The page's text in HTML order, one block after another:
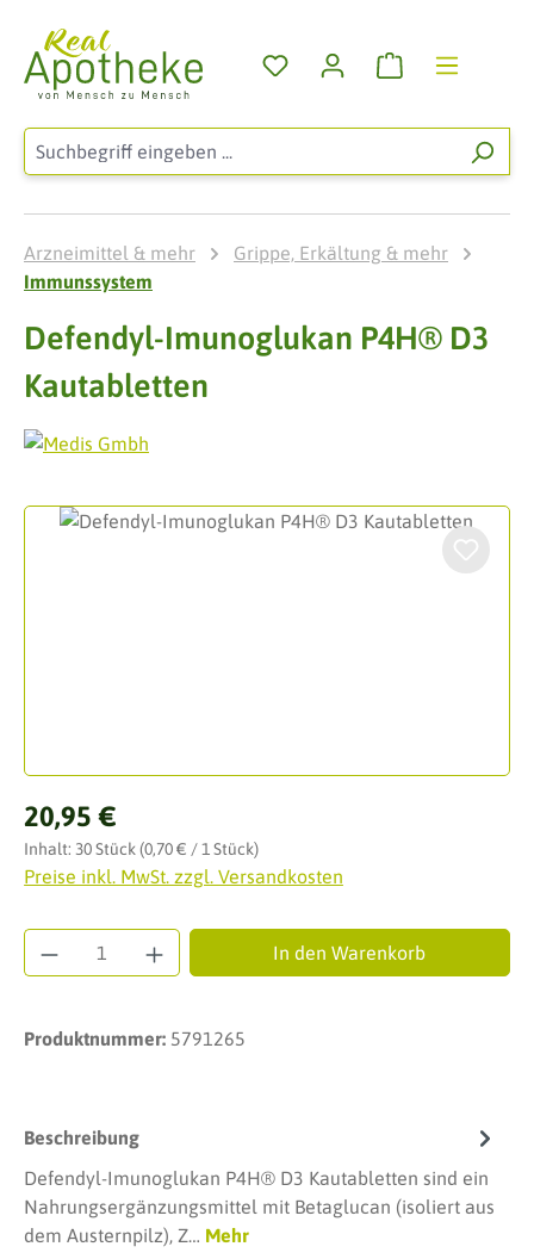
Zum Hauptinhalt springen
Warenkorb
Arzneimittel & mehr
Grippe, Erkältung & mehr
Immunssystem
Defendyl-Imunoglukan P4H® D3
Kautabletten
Bildergalerie überspringen
Regulärer Preis:
20,95 €
Inhalt: 30 Stück (0,70 € / 1 Stück)
Preise inkl. MwSt. zzgl. Versandkosten
Produkt Anzahl: Gib den gewünschten
In den Warenkorb
Produktnummer: 5791265
Beschreibung
Defendyl-Imunoglukan P4H® D3 Kautabletten sind ein
Nahrungsergänzungsmittel mit Betaglucan (isoliert aus
dem Austernpilz), Z… Mehr